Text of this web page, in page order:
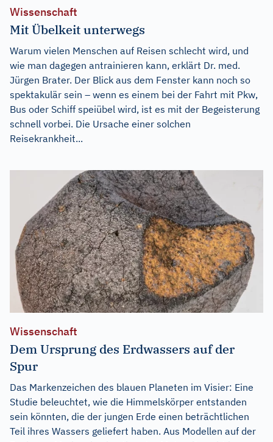
Wissenschaft
Mit Übelkeit unterwegs
Warum vielen Menschen auf Reisen schlecht wird, und
wie man dagegen antrainieren kann, erklärt Dr. med.
Jürgen Brater. Der Blick aus dem Fenster kann noch so
spektakulär sein – wenn es einem bei der Fahrt mit Pkw,
Bus oder Schiff speiübel wird, ist es mit der Begeisterung
schnell vorbei. Die Ursache einer solchen
Reisekrankheit...
Wissenschaft
Dem Ursprung des Erdwassers auf der
Spur
Das Markenzeichen des blauen Planeten im Visier: Eine
Studie beleuchtet, wie die Himmelskörper entstanden
sein könnten, die der jungen Erde einen beträchtlichen
Teil ihres Wassers geliefert haben. Aus Modellen auf der